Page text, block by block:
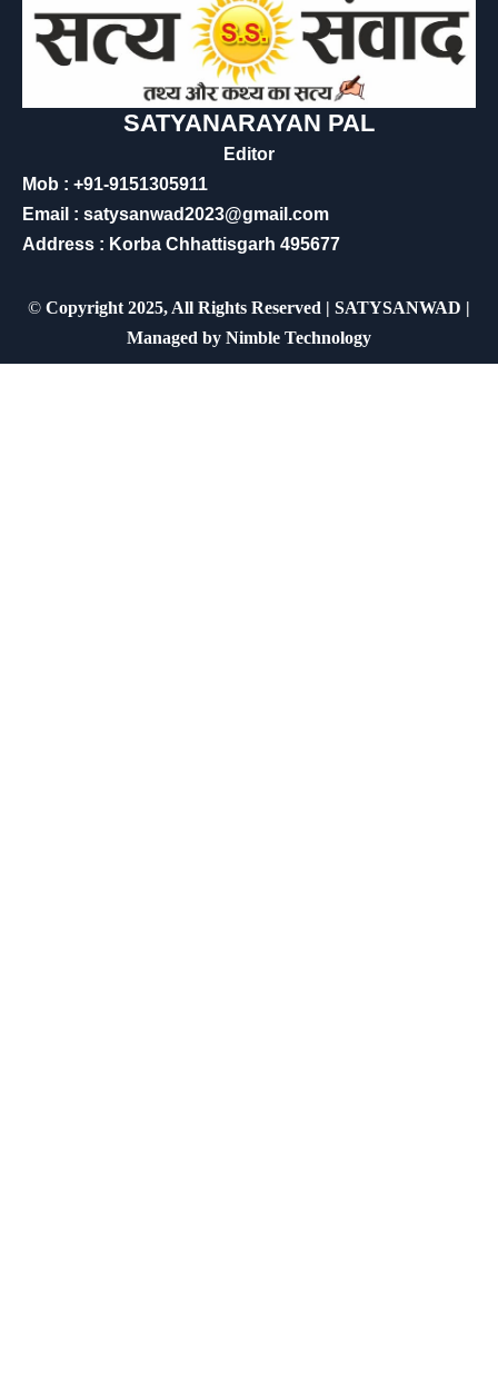
SATYANARAYAN PAL
Editor
Mob : +91-9151305911
Email : satysanwad2023@gmail.com
Address : Korba Chhattisgarh 495677
© Copyright 2025, All Rights Reserved | SATYSANWAD |
Managed by Nimble Technology